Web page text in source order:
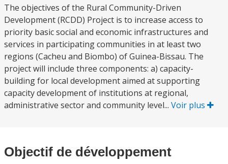
The objectives of the Rural Community-Driven
Development (RCDD) Project is to increase access to
priority basic social and economic infrastructures and
services in participating communities in at least two
regions (Cacheu and Biombo) of Guinea-Bissau. The
project will include three components: a) capacity-
building for local development aimed at supporting
capacity development of institutions at regional,
administrative sector and community level... Voir plus
Objectif de développement